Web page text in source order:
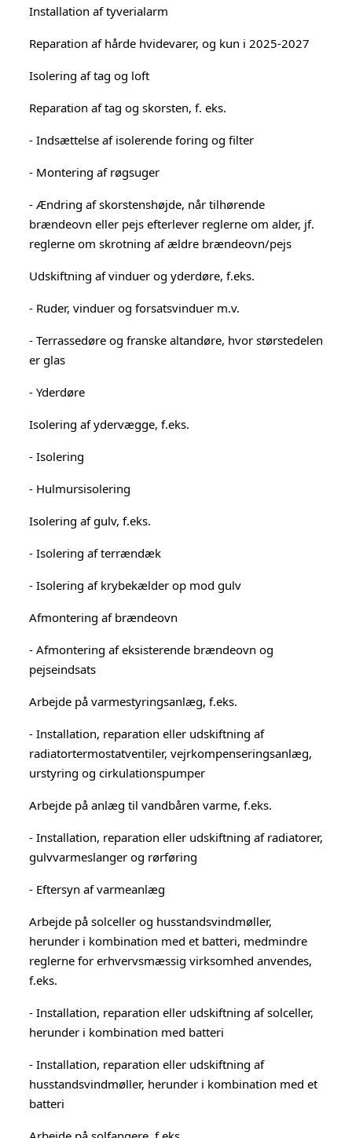
Installation af tyverialarm
Reparation af hårde hvidevarer, og kun i 2025-2027
Isolering af tag og loft
Reparation af tag og skorsten, f. eks.
- Indsættelse af isolerende foring og filter
- Montering af røgsuger
- Ændring af skorstenshøjde, når tilhørende
brændeovn eller pejs efterlever reglerne om alder, jf.
reglerne om skrotning af ældre brændeovn/pejs
Udskiftning af vinduer og yderdøre, f.eks.
- Ruder, vinduer og forsatsvinduer m.v.
- Terrassedøre og franske altandøre, hvor størstedelen
er glas
- Yderdøre
Isolering af ydervægge, f.eks.
- Isolering
- Hulmursisolering
Isolering af gulv, f.eks.
- Isolering af terrændæk
- Isolering af krybekælder op mod gulv
Afmontering af brændeovn
- Afmontering af eksisterende brændeovn og
pejseindsats
Arbejde på varmestyringsanlæg, f.eks.
- Installation, reparation eller udskiftning af
radiatortermostatventiler, vejrkompenseringsanlæg,
urstyring og cirkulationspumper
Arbejde på anlæg til vandbåren varme, f.eks.
- Installation, reparation eller udskiftning af radiatorer,
gulvvarmeslanger og rørføring
- Eftersyn af varmeanlæg
Arbejde på solceller og husstandsvindmøller,
herunder i kombination med et batteri, medmindre
reglerne for erhvervsmæssig virksomhed anvendes,
f.eks.
- Installation, reparation eller udskiftning af solceller,
herunder i kombination med batteri
- Installation, reparation eller udskiftning af
husstandsvindmøller, herunder i kombination med et
batteri